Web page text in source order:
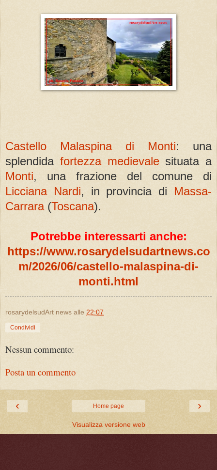
Castello Malaspina di Monti: una
splendida fortezza medievalesituata a
Monti, una frazione del comune di
Licciana Nardi, in provincia di Massa-
Carrara(Toscana).
Potrebbe interessarti anche:
https://www.rosarydelsudartnews.co
m/2026/06/castello-malaspina-di-
monti.html
rosarydelsudArt news alle 22:07
Condividi
Nessun commento:
Posta un commento
‹ ›
Home page
Visualizza versione web